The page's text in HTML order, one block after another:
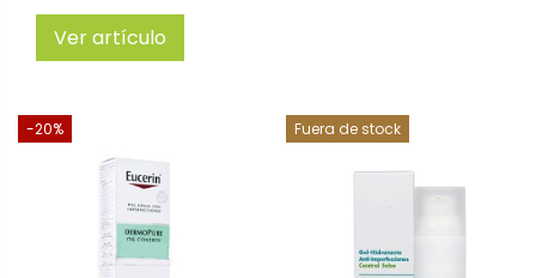
Ver artículo
-20% Fuera de stock